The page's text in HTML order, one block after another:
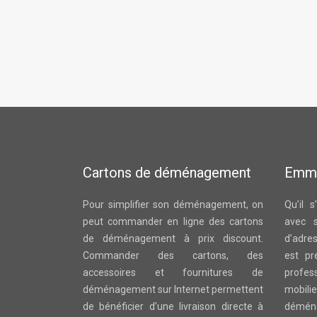
Cartons de déménagement
Pour simplifier son déménagement, on
peut commander en ligne des cartons
de déménagement à prix discount.
Commander des cartons, des
accessoires et fournitures de
déménagement sur Internet permettent
de bénéficier d’une livraison directe à
Qu’il
avec
est